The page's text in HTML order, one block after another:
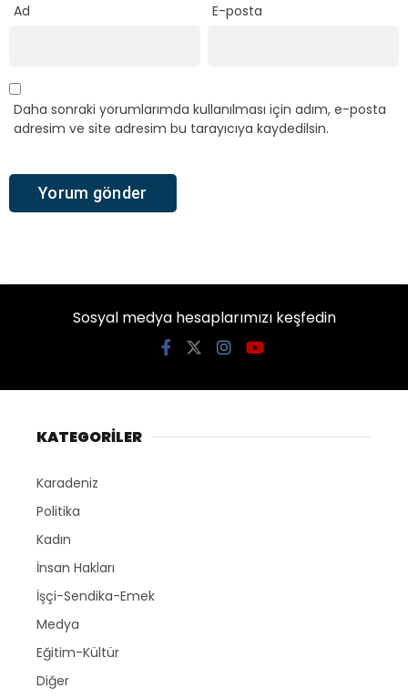
Ad E-posta
Daha sonraki yorumlarımda kullanılması için adım, e-posta
adresim ve site adresim bu tarayıcıya kaydedilsin.
Sosyal medya hesaplarımızı keşfedin
KATEGORİLER
Karadeniz
Politika
Kadın
İnsan Hakları
İşçi-Sendika-Emek
Medya
Eğitim-Kültür
Diğer